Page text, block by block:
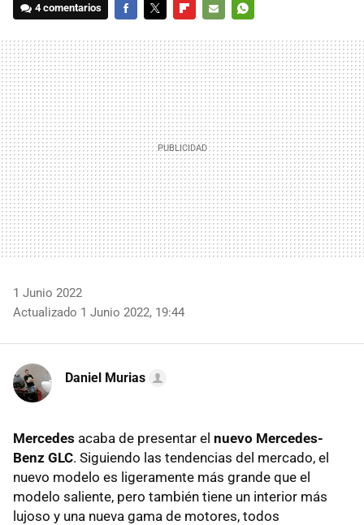
4 comentarios
MAIL
1 Junio 2022
Actualizado 1 Junio 2022, 19:44
Daniel Murias
Mercedes acaba de presentar el nuevo Mercedes-
Benz GLC. Siguiendo las tendencias del mercado, el
nuevo modelo es ligeramente más grande que el
modelo saliente, pero también tiene un interior más
lujoso y una nueva gama de motores, todos